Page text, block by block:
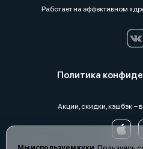
Работает на эффективном
Политика
Акции, скидки, кэшбэк −